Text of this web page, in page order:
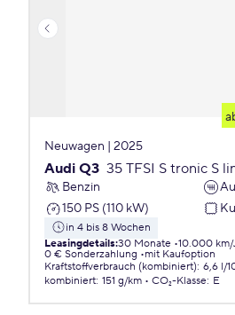
Neuwagen | 2025
Audi Q3 35 TFSI S tronic S
Benzin
150 PS (110 kW)
in 4 bis 8 Wochen
Leasingdetails:30 Monate 10.000 km/
0 € Sonderzahlung
mit Kaufoption
Kraftstoffverbrauch (kombiniert): 6,6 l/
kombiniert: 151 g/km CO₂-Klasse: E